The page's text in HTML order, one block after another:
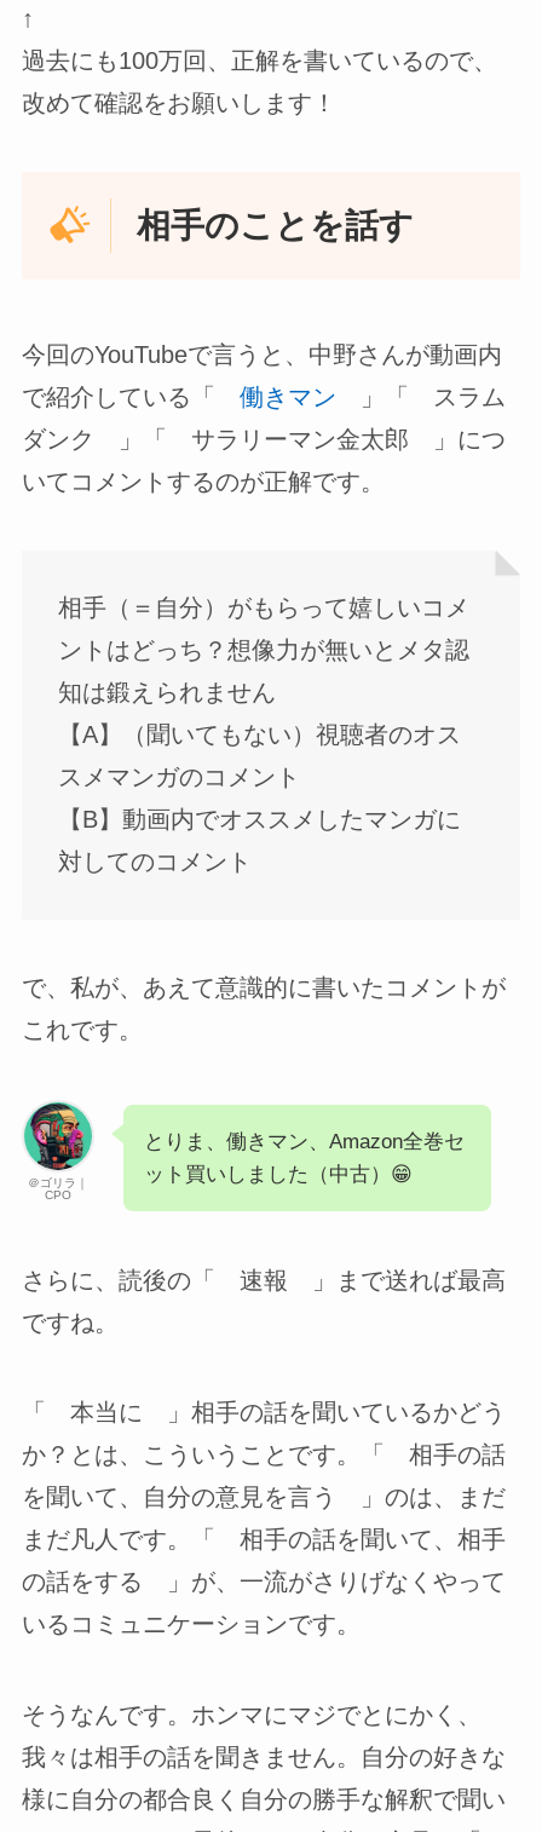
↑
過去にも100万回、正解を書いているので、
改めて確認をお願いします！
相手のことを話す
今回のYouTubeで言うと、中野さんが動画内
で紹介している「 働きマン 」「 スラム
ダンク 」「 サラリーマン金太郎 」につ
いてコメントするのが正解です。
相手（＝自分）がもらって嬉しいコメ
ントはどっち？想像力が無いとメタ認
知は鍛えられません
【A】（聞いてもない）視聴者のオス
スメマンガのコメント
【B】動画内でオススメしたマンガに
対してのコメント
で、私が、あえて意識的に書いたコメントが
これです。
＠ゴリラ｜
CPO
とりま、働きマン、Amazon全巻セ
ット買いしました（中古）😁
さらに、読後の「 速報 」まで送れば最高
ですね。
「 本当に 」相手の話を聞いているかどう
か？とは、こういうことです。「 相手の話
を聞いて、自分の意見を言う 」のは、まだ
まだ凡人です。「 相手の話を聞いて、相手
の話をする 」が、一流がさりげなくやって
いるコミュニケーションです。
そうなんです。ホンマにマジでとにかく、
我々は相手の話を聞きません。自分の好きな
様に自分の都合良く自分の勝手な解釈で聞い